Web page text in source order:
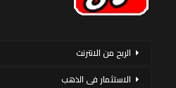
الربح من الانترنت
الاستثمار فى الذهب